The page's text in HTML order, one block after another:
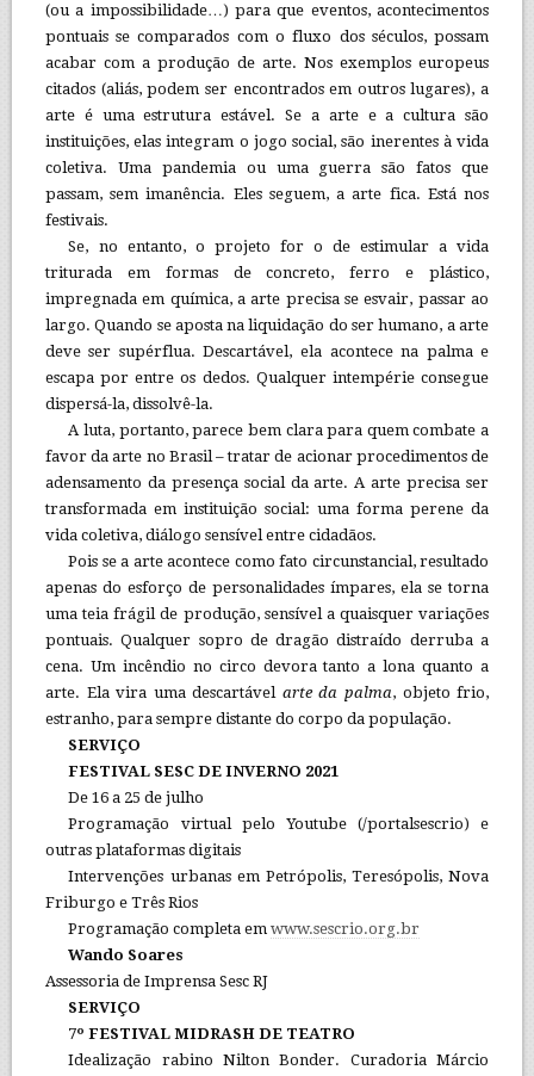
(ou a impossibilidade…) para que eventos, acontecimentos
pontuais se comparados com o fluxo dos séculos, possam
acabar com a produção de arte. Nos exemplos europeus
citados (aliás, podem ser encontrados em outros lugares), a
arte é uma estrutura estável. Se a arte e a cultura são
instituições, elas integram o jogo social, são inerentes à vida
coletiva. Uma pandemia ou uma guerra são fatos que
passam, sem imanência. Eles seguem, a arte fica. Está nos
festivais.
Se, no entanto, o projeto for o de estimular a vida
triturada em formas de concreto, ferro e plástico,
impregnada em química, a arte precisa se esvair, passar ao
largo. Quando se aposta na liquidação do ser humano, a arte
deve ser supérflua. Descartável, ela acontece na palma e
escapa por entre os dedos. Qualquer intempérie consegue
dispersá-la, dissolvê-la.
A luta, portanto, parece bem clara para quem combate a
favor da arte no Brasil – tratar de acionar procedimentos de
adensamento da presença social da arte. A arte precisa ser
transformada em instituição social: uma forma perene da
vida coletiva, diálogo sensível entre cidadãos.
Pois se a arte acontece como fato circunstancial, resultado
apenas do esforço de personalidades ímpares, ela se torna
uma teia frágil de produção, sensível a quaisquer variações
pontuais. Qualquer sopro de dragão distraído derruba a
cena. Um incêndio no circo devora tanto a lona quanto a
arte. Ela vira uma descartável arte da palma, objeto frio,
estranho, para sempre distante do corpo da população.
SERVIÇO
FESTIVAL SESC DE INVERNO 2021
De 16 a 25 de julho
Programação virtual pelo Youtube (/portalsescrio) e
outras plataformas digitais
Intervenções urbanas em Petrópolis, Teresópolis, Nova
Friburgo e Três Rios
Programação completa emwww.sescrio.org.br
Wando Soares
Assessoria de Imprensa Sesc RJ
SERVIÇO
7º FESTIVAL MIDRASH DE TEATRO
Idealização rabino Nilton Bonder.
Curadoria Márcio